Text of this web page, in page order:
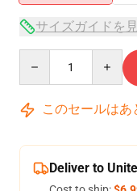
サイズガイドを
このセールはあ
Deliver to